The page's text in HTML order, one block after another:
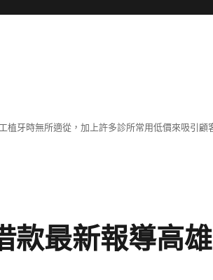
牙時無所適從，加上許多診所常用低價來吸引
款最新報導高